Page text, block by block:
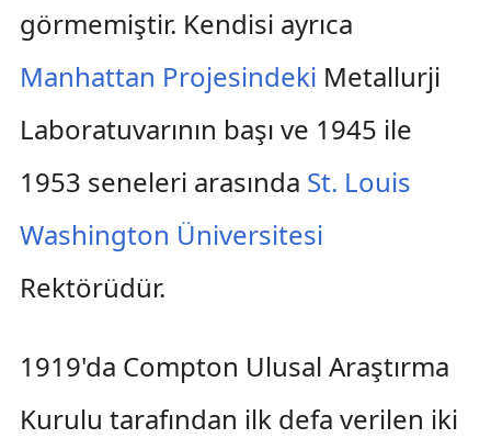
görmemiştir. Kendisi ayrıca
Manhattan Projesindeki Metallurji
Laboratuvarının başı ve 1945 ile
1953 seneleri arasında St. Louis
Washington Üniversitesi
Rektörüdür.
1919'da Compton Ulusal Araştırma
Kurulu tarafından ilk defa verilen iki